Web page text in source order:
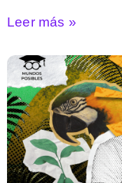
Leer más »